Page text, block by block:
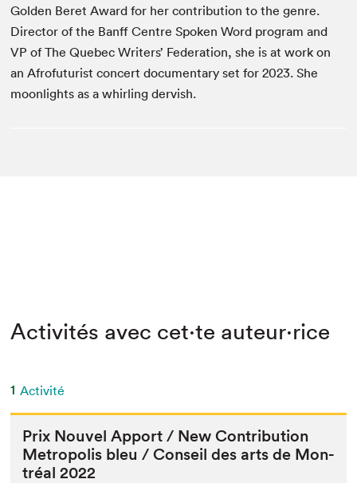
Golden Beret Award for her contribution to the genre.
Director of the Banff Centre Spoken Word program and
VP of The Quebec Writers’ Federation, she is at work on
an Afrofuturist concert documentary set for 2023. She
moonlights as a whirling dervish.
Activités avec cet·te auteur·rice
1 Activité
Prix Nou­v­el Apport / New Con­tri­bu­tion
Metrop­o­lis bleu / Con­seil des arts de Mon­
tréal2022